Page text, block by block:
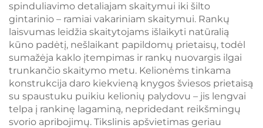
spinduliavimo detaliajam skaitymui iki šilto
gintarinio – ramiai vakariniam skaitymui. Rankų
laisvumas leidžia skaitytojams išlaikyti natūralią
kūno padėtį, nešlaikant papildomų prietaisų, todėl
sumažėja kaklo įtempimas ir rankų nuovargis ilgai
trunkančio skaitymo metu. Kelionėms tinkama
konstrukcija daro kiekvieną knygos šviesos prietaisą
su spaustuku puikiu kelionių palydovu – jis lengvai
telpa į rankinę lagaminą, nepridedant reikšmingų
svorio apribojimų. Tikslinis apšvietimas geriau